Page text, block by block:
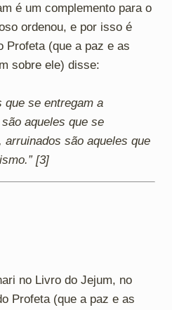
é um complemento para o
ordenou, e por isso é
Profeta (que a paz e as
sobre ele) disse:
que se entregam a
aqueles que se
são aqueles que
[3]
no Livro do Jejum, no
Profeta (que a paz e as